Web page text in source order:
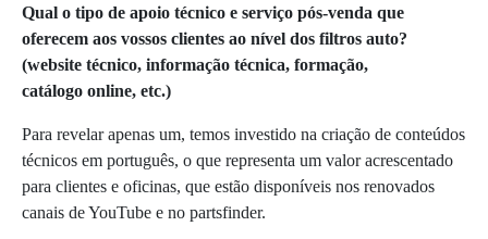
Qual o tipo de apoio técnico e serviço pós-venda que
oferecem aos vossos clientes ao nível dos filtros auto?
(website técnico, informação técnica, formação,
catálogo online, etc.)
Para revelar apenas um, temos investido na criação de conteúdos
técnicos em português, o que representa um valor acrescentado
para clientes e oficinas, que estão disponíveis nos renovados
canais de YouTube e no partsfinder.